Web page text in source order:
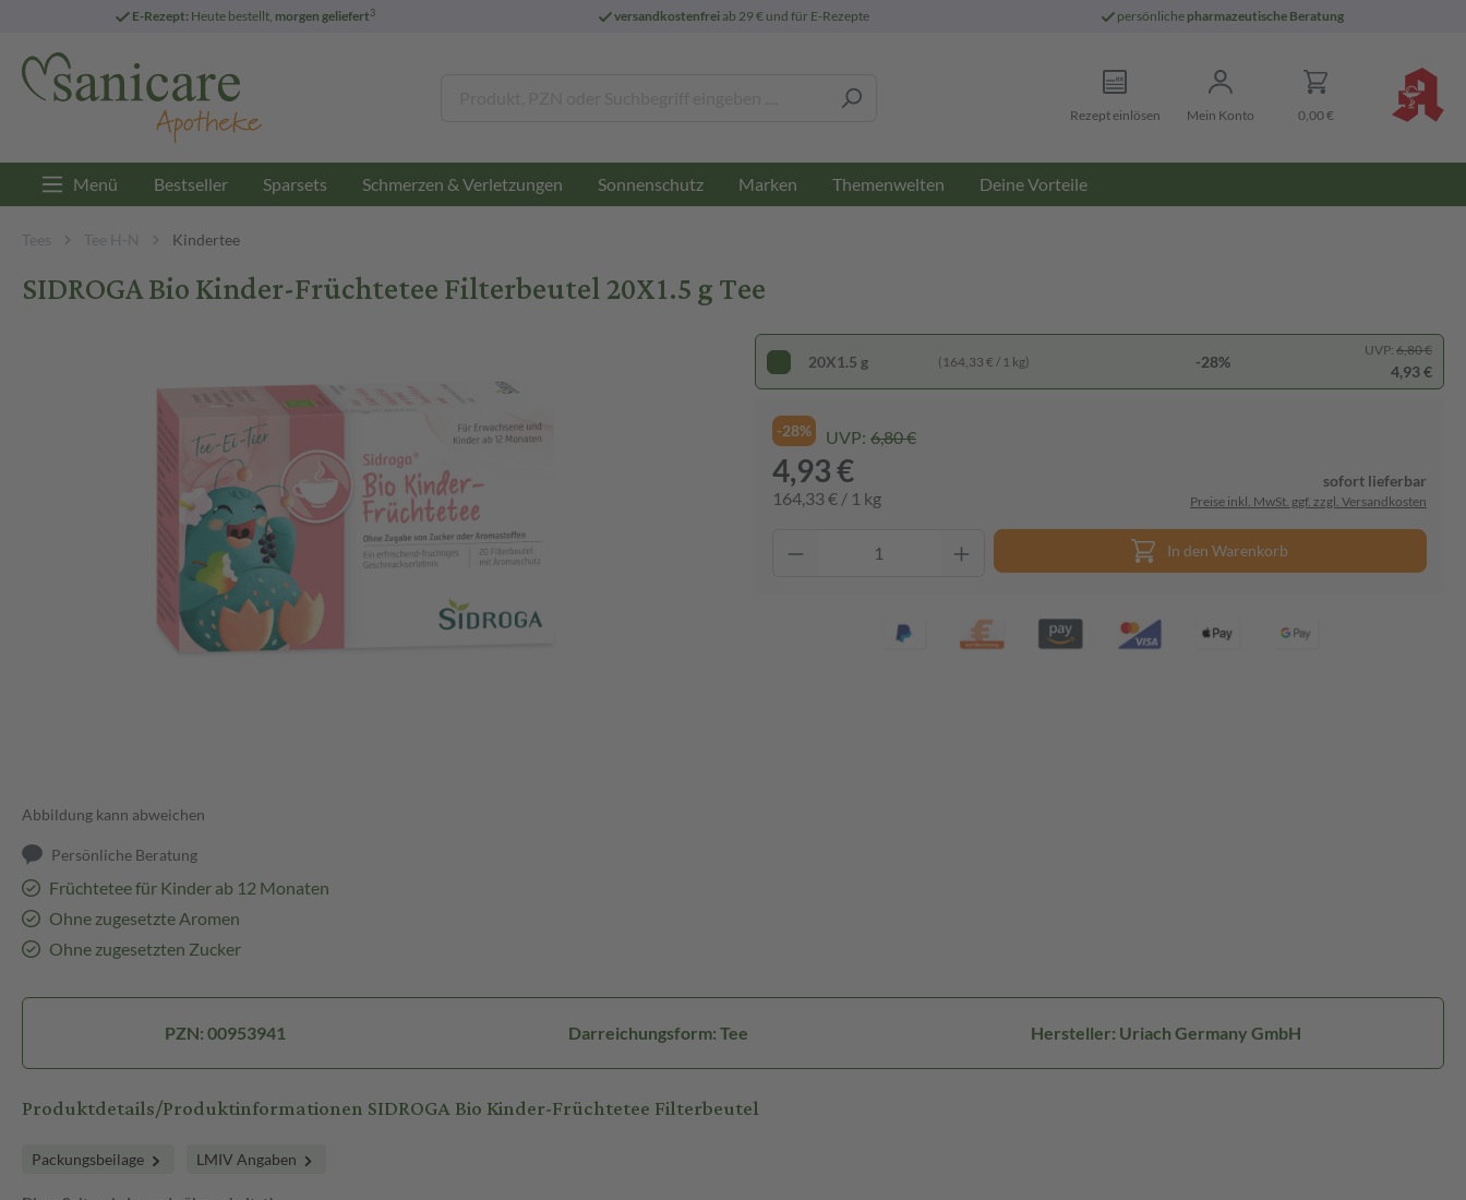
E-Rezept: Heute bestellt, morgen geliefert3 versandkostenfreiab 29 € und für E-Rezepte persönliche pharmazeutische Beratung
Rezept einlösen Mein Konto 0,00 €
Menü Bestseller Sparsets Schmerzen & Verletzungen Sonnenschutz Marken Themenwelten Deine Vorteile
Tees Tee H-N Kindertee
SIDROGA Bio Kinder-Früchtetee Filterbeutel 20X1.5 g Tee
Abbildung kann abweichen
Persönliche Beratung
Früchtetee für Kinder ab 12 Monaten
Ohne zugesetzte Aromen
Ohne zugesetzten Zucker
20X1.5 g (164,33 € / 1 kg) -28%
UVP: 6,80 €
4,93 €
-28% UVP: 6,80 €
4,93 €
164,33 € / 1 kg
sofort lieferbar
Preise inkl. MwSt. ggf. zzgl. Versandkosten
In den Warenkorb
PZN: 00953941 Darreichungsform: Tee Hersteller: Uriach Germany GmbH
Produktdetails/Produktinformationen SIDROGA Bio Kinder-Früchtetee Filterbeutel
Packungsbeilage LMIV Angaben